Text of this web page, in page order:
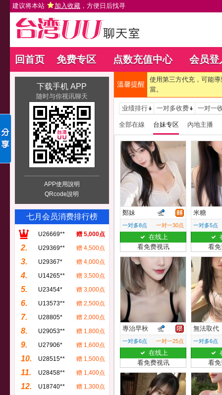
建议将本站 加入收藏 ，方便日后找寻
回首页 免费专区 点数充值中心 会员登
下载手机 APP
随时与你视讯聊天
APP使用說明
QRcode說明
七月会员消费排行榜
U26669** 赠 5,000点
2. U29369** 赠 4,500点
3. U29367* 赠 4,000点
4. U14265** 赠 3,500点
5. U23454* 赠 3,000点
6. U13573** 赠 2,500点
7. U28805* 赠 2,000点
8. U29053** 赠 1,800点
9. U27906* 赠 1,600点
10. U28515** 赠 1,500点
11. U28458** 赠 1,400点
12. U18740** 赠 1,300点
溫馨提醒
使用第三方代充，可能
當。
业绩排行 一对多收费 一对一
全部在線 台妹专区 內地主播
鄭妹
一对多8点 一对一30点
在线上
看免费视讯
米糖
一对多5点
看
專治早秋
一对多6点 一对一25点
在线上
看免费视讯
無法取代
一对多6点
看